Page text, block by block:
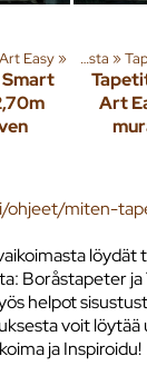
Easy‪»
‪» Sisusta ‪»
Art
ohjeet/miten-
löydät
Boråstapeter ja
helpot
voit löytää
ja Inspiroidu!